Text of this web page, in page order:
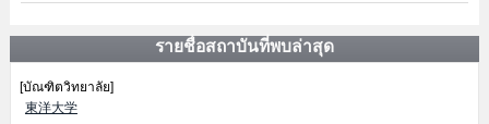
รายชื่อสถาบันที่พบล่าสุด
[บัณฑิตวิทยาลัย]
東洋大学